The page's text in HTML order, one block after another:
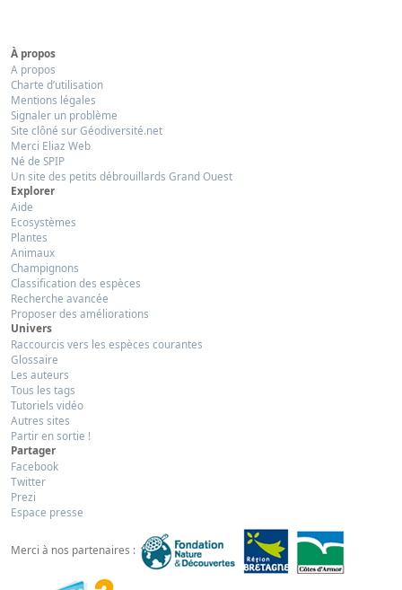
À propos
A propos
Charte d’utilisation
Mentions légales
Signaler un problème
Site clôné sur Géodiversité.net
Merci Eliaz Web
Né de SPIP
Un site des petits débrouillards Grand Ouest
Explorer
Aide
Ecosystèmes
Plantes
Animaux
Champignons
Classification des espèces
Recherche avancée
Proposer des améliorations
Univers
Raccourcis vers les espèces courantes
Glossaire
Les auteurs
Tous les tags
Tutoriels vidéo
Autres sites
Partir en sortie !
Partager
Facebook
Twitter
Prezi
Espace presse
Merci à nos partenaires :